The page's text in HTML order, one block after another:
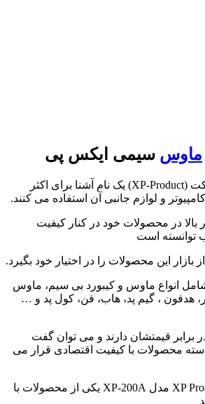
ماوس سیمی ایکس پی
شرکت ایکس پی پروداکت (XP-Product) یک نام آشنا برای اکثر
و لوازم جانبی آن استفاده می کنند.
بالا در محصولات خود در کنار کیفیت
است
این محصولات را در اختیار خود بگیرد.
انواع ماوس و کیبورد بی سیم، ماوس
هدفون ، گیم پد، هاب، فن، کول پد و …
برابر قیمتشان دارند و می توان گفت
محصولات با کیفیت اقتصادی قرار می
ماوس با سیم برند XP Product مدل XP-200A یکی از محصولات با